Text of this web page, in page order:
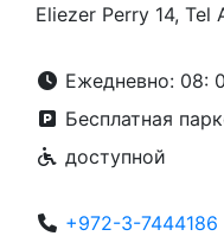
Eliezer Perry 14,
Ежедневно: 08:
Бесплатная
доступной
+972-3-7444186